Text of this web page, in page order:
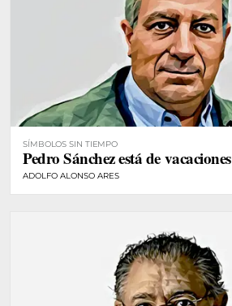
SÍMBOLOS SIN TIEMPO
Pedro Sánchez está de vacaciones
ADOLFO ALONSO ARES